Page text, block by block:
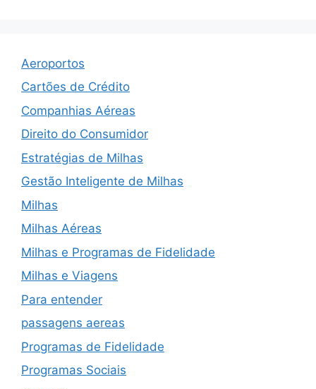
Aeroportos
Cartões de Crédito
Companhias Aéreas
Direito do Consumidor
Estratégias de Milhas
Gestão Inteligente de Milhas
Milhas
Milhas Aéreas
Milhas e Programas de Fidelidade
Milhas e Viagens
Para entender
passagens aereas
Programas de Fidelidade
Programas Sociais